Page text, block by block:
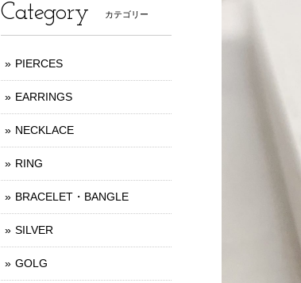
Category カテゴリー
PIERCES
EARRINGS
NECKLACE
RING
BRACELET・BANGLE
SILVER
GOLG